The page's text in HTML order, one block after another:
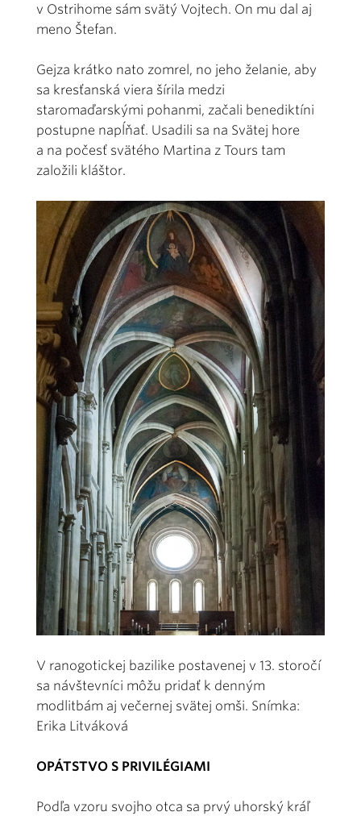
v Ostrihome sám svätý Vojtech. On mu dal aj
meno Štefan.
Gejza krátko nato zomrel, no jeho želanie, aby
sa kresťanská viera šírila medzi
staromaďarskými pohanmi, začali benediktíni
postupne napĺňať. Usadili sa na Svätej hore
a na počesť svätého Martina z Tours tam
založili kláštor.
V ranogotickej bazilike postavenej v 13. storočí
sa návštevníci môžu pridať k denným
modlitbám aj večernej svätej omši. Snímka:
Erika Litváková
OPÁTSTVO S PRIVILÉGIAMI
Podľa vzoru svojho otca sa prvý uhorský kráľ